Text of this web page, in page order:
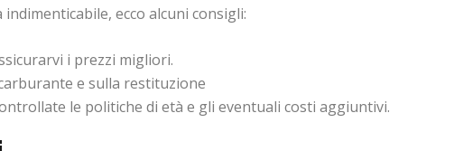
ecco alcuni consigli:
i prezzi migliori.
e sulla restituzione
le politiche di età e gli eventuali costi aggiuntivi.